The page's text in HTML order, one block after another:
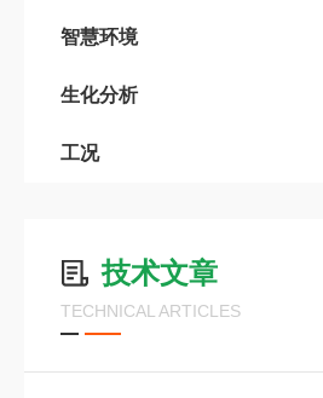
智慧环境
生化分析
工况
技术文章
TECHNICAL ARTICLES